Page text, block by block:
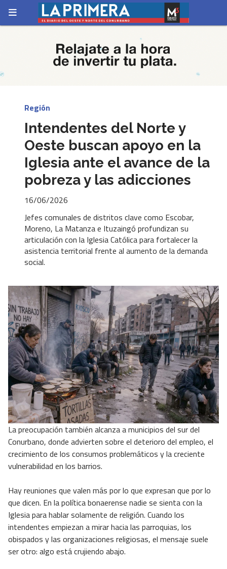
Intendentes del Norte y
Oeste buscan apoyo en la
Iglesia ante el avance de la
pobreza y las adicciones
Jefes comunales de distritos clave como Escobar,
Moreno, La Matanza e Ituzaingó profundizan su
articulación con la Iglesia Católica para fortalecer la
asistencia territorial frente al aumento de la demanda
social.
Región
16/06/2026
La preocupación también alcanza a municipios del sur del
Conurbano, donde advierten sobre el deterioro del empleo, el
crecimiento de los consumos problemáticos y la creciente
vulnerabilidad en los barrios.
Hay reuniones que valen más por lo que expresan que por lo
que dicen. En la política bonaerense nadie se sienta con la
Iglesia para hablar solamente de religión. Cuando los
intendentes empiezan a mirar hacia las parroquias, los
obispados y las organizaciones religiosas, el mensaje suele
ser otro: algo está crujiendo abajo.